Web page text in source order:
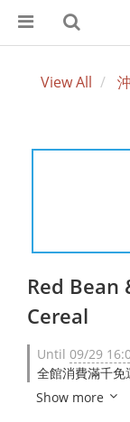
View All
Red
Cereal
Until 09/29
全館消費滿千
Show more